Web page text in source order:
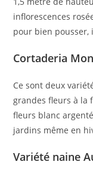
inflorescences
pour bien
Cortaderia
Ce sont deux
grandes fleurs à la
fleurs blanc
jardins même en
Variété naine